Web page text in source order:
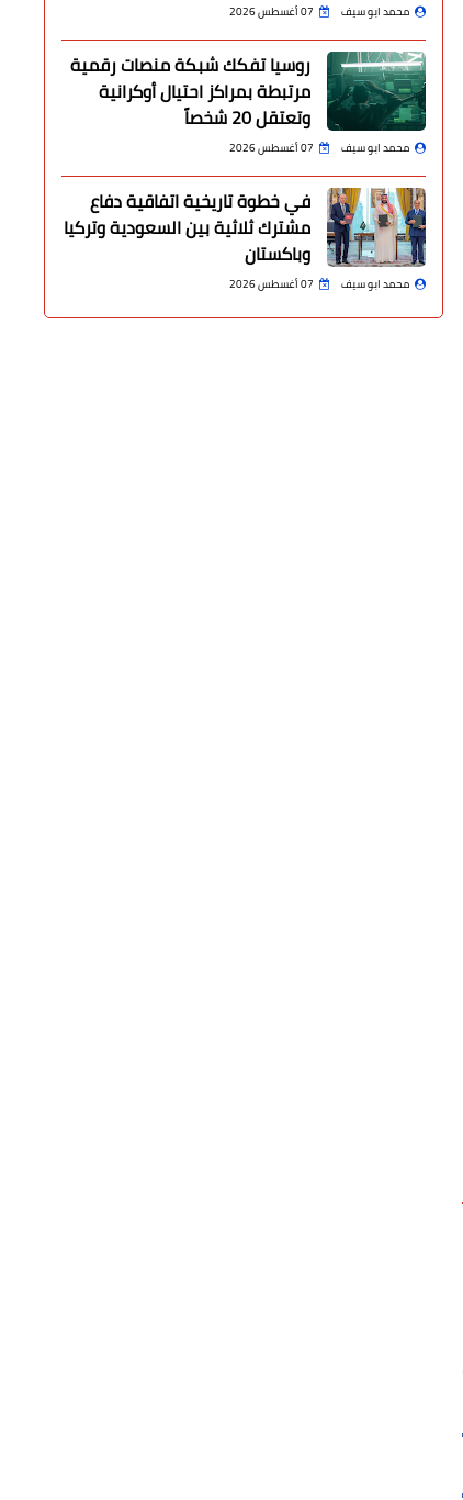
محمد ابو سيف 07 أغسطس 2026
روسيا تفكك شبكة منصات رقمية
مرتبطة بمراكز احتيال أوكرانية
وتعتقل 20 شخصاً
محمد ابو سيف 07 أغسطس 2026
في خطوة تاريخية اتفاقية دفاع
مشترك ثلاثية بين السعودية وتركيا
وباكستان
محمد ابو سيف 07 أغسطس 2026